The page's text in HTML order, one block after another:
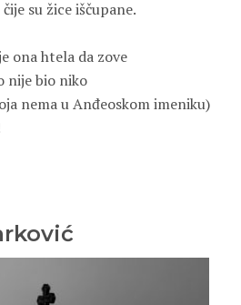
su žice iščupane.
ona htela da zove
nije bio niko
nema u Anđeoskom imeniku)